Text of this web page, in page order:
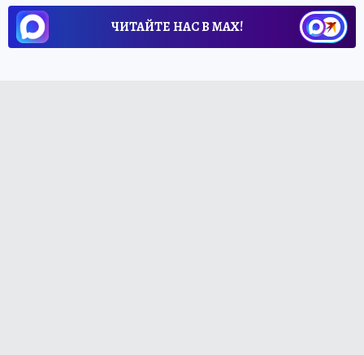
ЧИТАЙТЕ НАС В МАХ!